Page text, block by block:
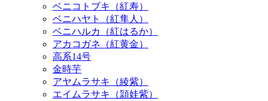
ベニコトブキ（紅寿）
ベニハヤト（紅隼人）
ベニハルカ（紅はるか）
アカコガネ（紅黄金）
高系14号
金時芋
アヤムラサキ（綾紫）
エイムラサキ（頴娃紫）